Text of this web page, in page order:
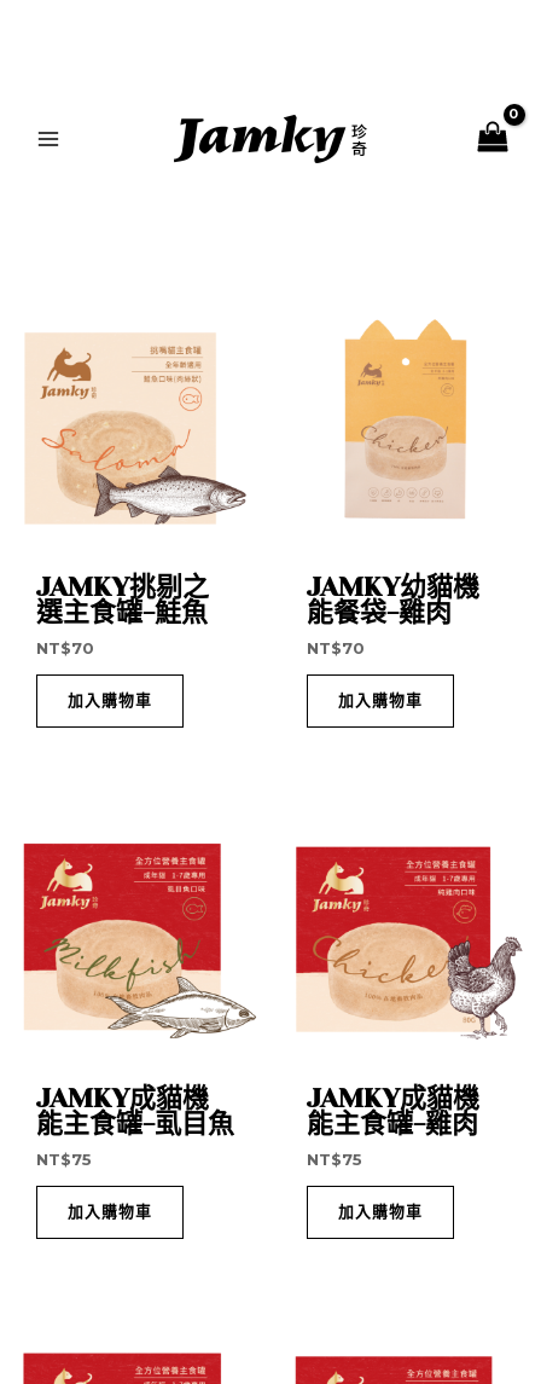
JAMKY挑剔之
選主食罐-鮭魚
NT$70
加入購物車
JAMKY幼貓機
能餐袋-雞肉
NT$70
加入購物車
JAMKY成貓機
能主食罐-虱目魚
NT$75
加入購物車
JAMKY成貓機
能主食罐-雞肉
NT$75
加入購物車